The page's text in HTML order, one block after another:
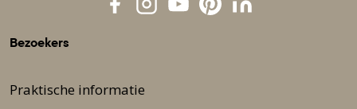
Bezoekers
Praktische informatie